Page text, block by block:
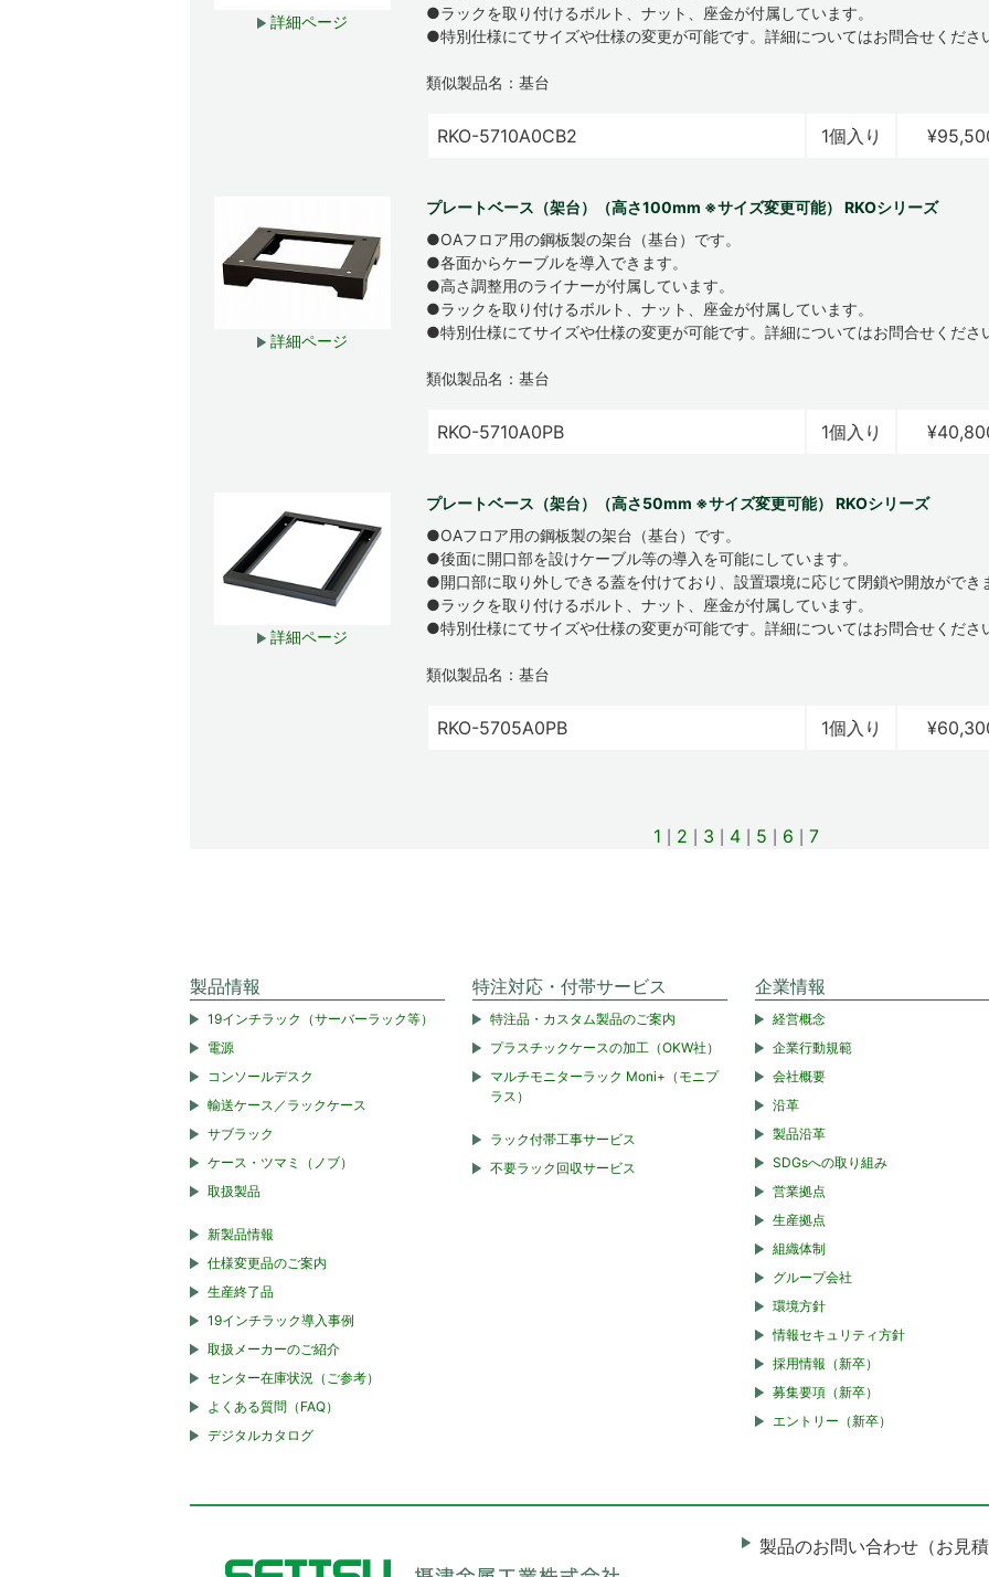
詳細ページ
●ラックを取り付けるボルト、ナット、座金が付属しています。
●特別仕様にてサイズや仕様の変更が可能です。詳細についてはお問合せくださ
類似製品名：基台
RKO-5710A0CB2 1個入り
詳細ページ
プレートベース（架台）（高さ100mm ※サイズ変更可能） RKOシリーズ
●OAフロア用の鋼板製の架台（基台）です。
●各面からケーブルを導入できます。
●高さ調整用のライナーが付属しています。
●ラックを取り付けるボルト、ナット、座金が付属しています。
●特別仕様にてサイズや仕様の変更が可能です。詳細についてはお問合せくださ
類似製品名：基台
RKO-5710A0PB 1個入り
詳細ページ
プレートベース（架台）（高さ50mm ※サイズ変更可能） RKOシリーズ
●OAフロア用の鋼板製の架台（基台）です。
●後面に開口部を設けケーブル等の導入を可能にしています。
●開口部に取り外しできる蓋を付けており、設置環境に応じて閉鎖や開放ができ
●ラックを取り付けるボルト、ナット、座金が付属しています。
●特別仕様にてサイズや仕様の変更が可能です。詳細についてはお問合せくださ
類似製品名：基台
RKO-5705A0PB 1個入り
1 2 3 4 5 6 7
製品情報
19インチラック（サーバーラック等）
電源
コンソールデスク
輸送ケース／ラックケース
サブラック
ケース・ツマミ（ノブ）
取扱製品
新製品情報
仕様変更品のご案内
生産終了品
19インチラック導入事例
取扱メーカーのご紹介
センター在庫状況（ご参考）
よくある質問（FAQ）
デジタルカタログ
特注対応・付帯サービス
特注品・カスタム製品のご案内
プラスチックケースの加工（OKW社）
マルチモニターラック Moni+（モニプ
ラス）
ラック付帯工事サービス
不要ラック回収サービス
企業情報
経営概念
企業行動規範
会社概要
沿革
製品沿革
SDGsへの取り組み
営業拠点
生産拠点
組織体制
グループ会社
環境方針
情報セキュリティ方針
採用情報（新卒）
募集要項（新卒）
エントリー（新卒）
製品のお問い合わせ（お見